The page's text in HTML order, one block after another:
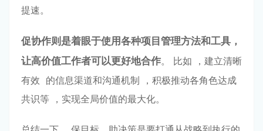
提速。
促协作则是着眼于使⽤各种项⽬管理⽅法和⼯具 ，
让⾼价值⼯作者可以更好地合作。 ⽐如 ，建⽴清晰
有效 的信息渠道和沟通机制 ，积极推动各⻆⾊达成
共识等 ，实现全局价值的最⼤化。